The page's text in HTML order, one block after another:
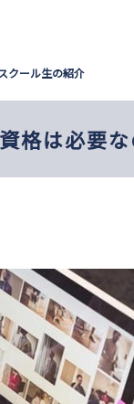
スクール生の紹介
格は必要